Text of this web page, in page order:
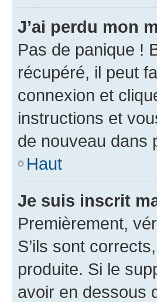
J’ai perdu mon
Pas de panique !
récupéré, il peut
connexion et
instructions et
de nouveau dans
Haut
Je suis inscrit
Premièrement,
S’ils sont
produite. Si le
avoir en dessous